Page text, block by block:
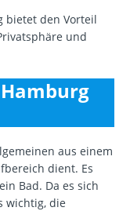
bietet den Vorteil
und
aus einem
dient. Es
Bad. Da es sich
wichtig, die